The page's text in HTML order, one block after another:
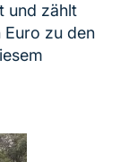
und zählt
zu den